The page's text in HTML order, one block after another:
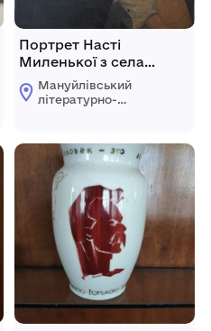
Портрет Насті
Миленької з села
Дяченки.
Мануйлівський
літературно-